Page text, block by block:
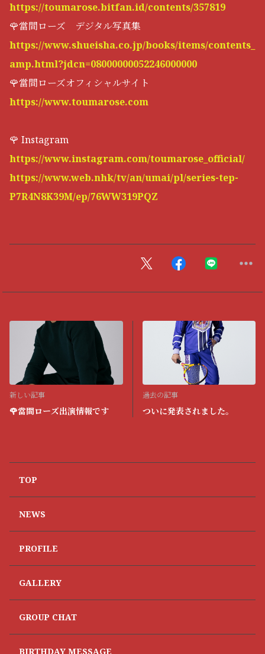
https://toumarose.bitfan.id/contents/357819
🌹當間ローズ デジタル写真集
https://www.shueisha.co.jp/books/items/contents_
amp.html?jdcn=08000000052246000000
🌹當間ローズオフィシャルサイト
https://www.toumarose.com
🌹 Instagram
https://www.instagram.com/toumarose_official/
https://www.web.nhk/tv/an/umai/pl/series-tep-
P7R4N8K39M/ep/76WW319PQZ
新しい記事
🌹當間ローズ出演情報です
過去の記事
ついに発表されました。
TOP
NEWS
PROFILE
GALLERY
GROUP CHAT
BIRTHDAY MESSAGE